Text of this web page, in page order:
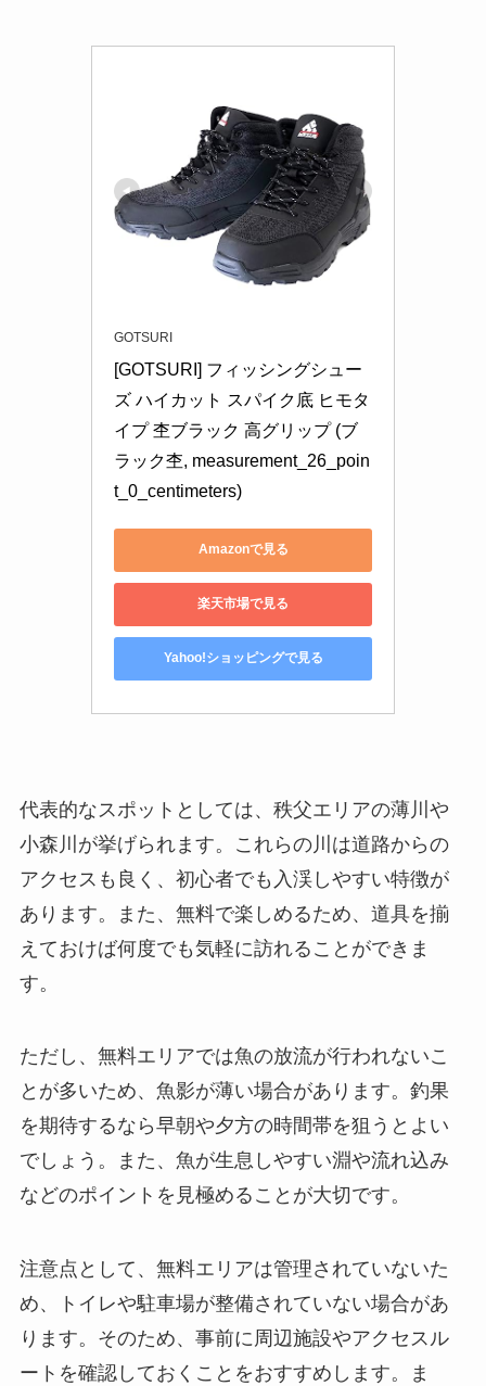
GOTSURI
[GOTSURI] フィッシングシュー
ズ ハイカット スパイク底 ヒモタ
イプ 杢ブラック 高グリップ (ブ
ラック杢, measurement_26_poin
t_0_centimeters)
Amazonで見る
楽天市場で見る
Yahoo!ショッピングで見る
代表的なスポットとしては、秩父エリアの薄川や
小森川が挙げられます。これらの川は道路からの
アクセスも良く、初心者でも入渓しやすい特徴が
あります。また、無料で楽しめるため、道具を揃
えておけば何度でも気軽に訪れることができま
す。
ただし、無料エリアでは魚の放流が行われないこ
とが多いため、魚影が薄い場合があります。釣果
を期待するなら早朝や夕方の時間帯を狙うとよい
でしょう。また、魚が生息しやすい淵や流れ込み
などのポイントを見極めることが大切です。
注意点として、無料エリアは管理されていないた
め、トイレや駐車場が整備されていない場合があ
ります。そのため、事前に周辺施設やアクセスル
ートを確認しておくことをおすすめします。ま